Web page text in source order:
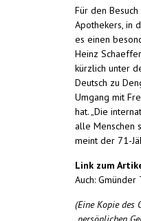
Für den
Apothekers, in
es einen
Heinz
kürzlich unter
Deutsch zu
Umgang mit
hat. „Die
alle Menschen
meint der 71-
Link zum
Auch:
(Eine Kopie